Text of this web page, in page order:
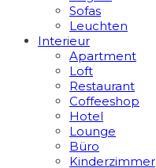
Sofas
Leuchten
Interieur
Apart­ment
Loft
Restaurant
Coffeeshop
Hotel
Lounge
Büro
Kinderzimmer